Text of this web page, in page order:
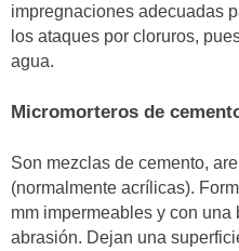
impregnaciones adecuadas
los ataques por cloruros,
agua.
Micromorteros de
Son mezclas de cemento,
(normalmente acrílicas).
mm impermeables y con una
abrasión. Dejan una